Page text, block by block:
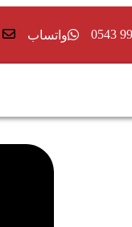
واتساب